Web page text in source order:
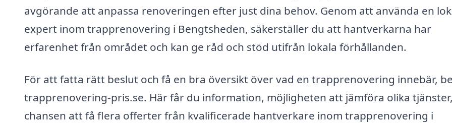
avgörande att anpassa renoveringen efter just dina behov. Genom att använda en
expert inom trapprenovering i Bengtsheden, säkerställer du att hantverkarna har
erfarenhet från området och kan ge råd och stöd utifrån lokala förhållanden.
För att fatta rätt beslut och få en bra översikt över vad en trapprenovering innebär,
trapprenovering-pris.se. Här får du information, möjligheten att jämföra olika
chansen att få flera offerter från kvalificerade hantverkare inom trapprenovering i